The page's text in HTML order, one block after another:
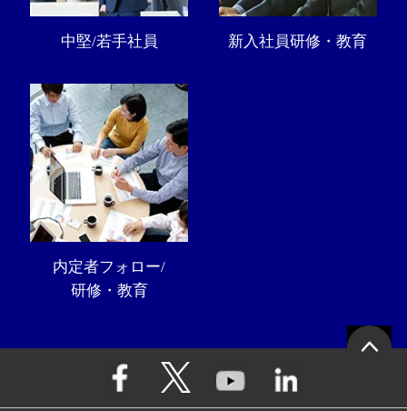
中堅/若手社員 新入社員研修・教育
内定者フォロー/
研修・教育